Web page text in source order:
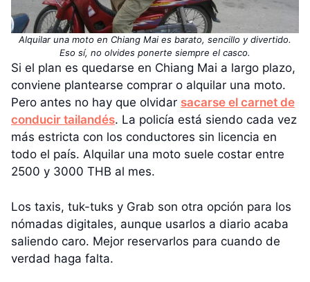
Alquilar una moto en Chiang Mai es barato, sencillo y divertido.
Eso sí, no olvides ponerte siempre el casco.
Si el plan es quedarse en Chiang Mai a largo plazo,
conviene plantearse comprar o alquilar una moto.
Pero antes no hay que olvidar sacarse el carnet de
conducir tailandés. La policía está siendo cada vez
más estricta con los conductores sin licencia en
todo el país. Alquilar una moto suele costar entre
2500 y 3000 THB al mes.
Los taxis, tuk-tuks y Grab son otra opción para los
nómadas digitales, aunque usarlos a diario acaba
saliendo caro. Mejor reservarlos para cuando de
verdad haga falta.